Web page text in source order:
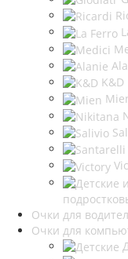
K&D
Очки для
Очки для